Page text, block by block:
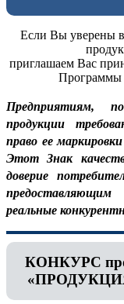
Если Вы уверены
приглашаем Вас
Программы
Предприятиям,
продукции
право ее
Этот Знак
доверие
реальные
КОНКУРС